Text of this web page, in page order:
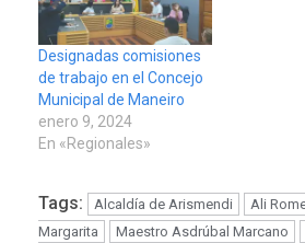
Designadas comisiones
de trabajo en el Concejo
Municipal de Maneiro
enero 9, 2024
En «Regionales»
Tags: Alcaldía de Arismendi Ali
Margarita
Maestro Asdrúbal Marcano